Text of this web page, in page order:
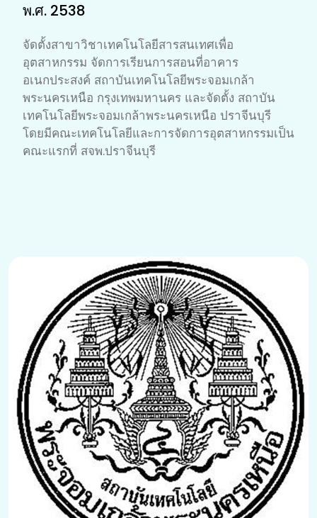
พ.ศ. 2538
จัดตั้งสาขาวิชาเทคโนโลยีสารสนเทศเพื่อ
อุตสาหกรรม จัดการเรียนการสอนที่อาคาร
อเนกประสงค์ สถาบันเทคโนโลยีพระจอมเกล้า
พระนครเหนือ กรุงเทพมหานคร และจัดตั้ง สถาบัน
เทคโนโลยีพระจอมเกล้าพระนครเหนือ ปราจีนบุรี
โดยมีคณะเทคโนโลยีและการจัดการอุตสาหกรรมเป็น
คณะแรกที่ สจพ.ปราจีนบุรี